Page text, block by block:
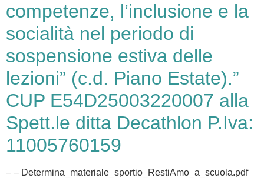
competenze, l’inclusione e la
socialità nel periodo di
sospensione estiva delle
lezioni” (c.d. Piano Estate).”
CUP E54D25003220007 alla
Spett.le ditta Decathlon P.Iva:
11005760159
– – Determina_materiale_sportio_RestiAmo_a_scuola.pdf